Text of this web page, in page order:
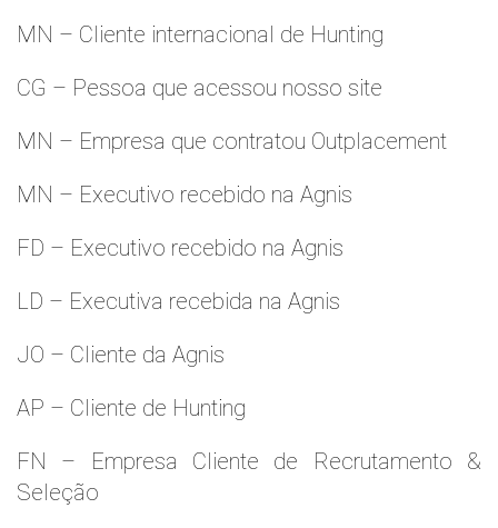
MN – Cliente internacional de Hunting
CG – Pessoa que acessou nosso site
MN – Empresa que contratou Outplacement
MN – Executivo recebido na Agnis
FD – Executivo recebido na Agnis
LD – Executiva recebida na Agnis
JO – Cliente da Agnis
AP – Cliente de Hunting
FN – Empresa Cliente de Recrutamento &
Seleção